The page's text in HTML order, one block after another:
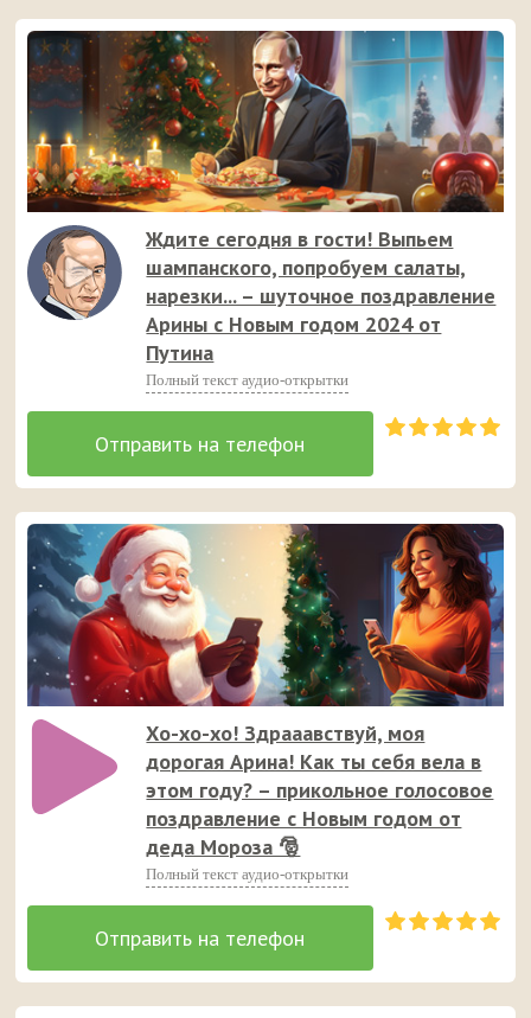
Ждите сегодня в гости! Выпьем
шампанского, попробуем салаты,
нарезки... – шуточное поздравление
Арины с Новым годом 2024 от
Путина
Полный текст аудио-открытки
Хо-хо-хо! Здрааавствуй, моя
дорогая Арина! Как ты себя вела в
этом году? – прикольное голосовое
поздравление с Новым годом от
деда Мороза 🎅
Полный текст аудио-открытки